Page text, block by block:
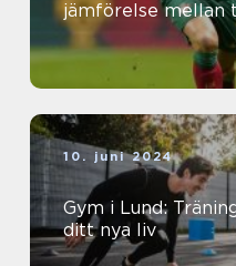
jämförelse mellan
10. juni 2024
Gym i Lund:
ditt nya liv